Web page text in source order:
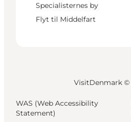
Specialisternes by
Flyt til Middelfart
VisitDenmark ©
WAS (Web Accessibility
Statement)